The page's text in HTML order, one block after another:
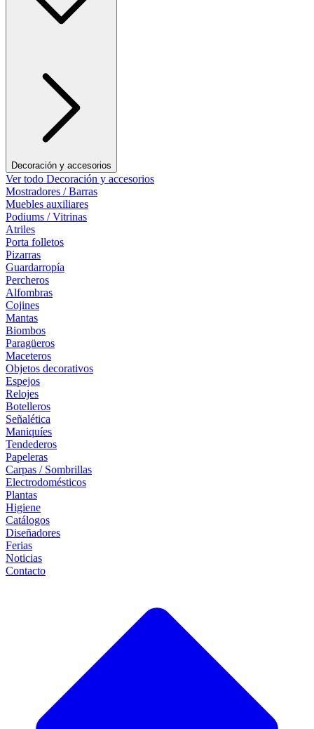
Decoración y accesorios
Ver todo Decoración y accesorios
Mostradores / Barras
Muebles auxiliares
Podiums / Vitrinas
Atriles
Porta folletos
Pizarras
Guardarropía
Percheros
Alfombras
Cojines
Mantas
Biombos
Paragüeros
Maceteros
Objetos decorativos
Espejos
Relojes
Botelleros
Señalética
Maniquíes
Tendederos
Papeleras
Carpas / Sombrillas
Electrodomésticos
Plantas
Higiene
Catálogos
Diseñadores
Ferias
Noticias
Contacto